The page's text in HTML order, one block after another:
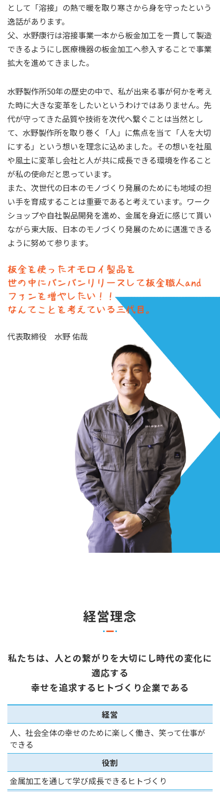
として「溶接」の熱で暖を取り寒さから身を守ったという
逸話があります。
父、水野康行は溶接事業一本から板金加工を一貫して製造
できるようにし医療機器の板金加工へ参入することで事業
拡大を進めてきました。
水野製作所50年の歴史の中で、私が出来る事が何かを考え
た時に大きな変革をしたいというわけではありません。先
代が守ってきた品質や技術を次代へ繋ぐことは当然とし
て、水野製作所を取り巻く「人」に焦点を当て「人を大切
にする」という想いを理念に込めました。その想いを社風
や風土に変革し会社と人が共に成長できる環境を作ること
が私の使命だと思っています。
また、次世代の日本のモノづくり発展のためにも地域の担
い手を育成することは重要であると考えています。ワーク
ショップや自社製品開発を進め、金属を身近に感じて貰い
ながら東大阪、日本のモノづくり発展のために邁進できる
ように努めて参ります。
代表取締役 水野 佑哉
経営理念
私たちは、人との繋がりを大切にし時代の変化に
適応する
幸せを追求するヒトづくり企業である
経営
人、社会全体の幸せのために楽しく働き、笑って仕事が
できる
役割
金属加工を通して学び成長できるヒトづくり